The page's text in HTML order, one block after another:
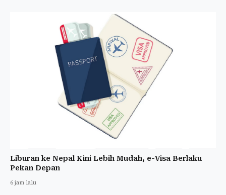
Liburan ke Nepal Kini Lebih Mudah, e-Visa Berlaku
Pekan Depan
6 jam lalu